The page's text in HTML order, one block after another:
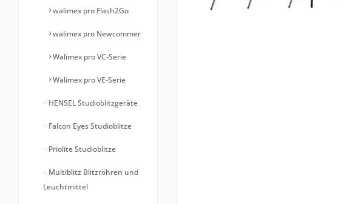
walimex pro Flash2Go
walimex pro Newcommer
Walimex pro VC-Serie
Walimex pro VE-Serie
HENSEL Studioblitzgeräte
Falcon Eyes Studioblitze
Priolite Studioblitze
Multiblitz Blitzröhren und
Leuchtmittel